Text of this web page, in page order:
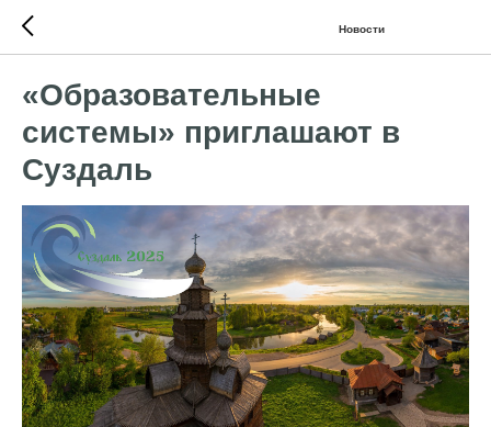
Новости
«Образовательные
системы» приглашают в
Суздаль